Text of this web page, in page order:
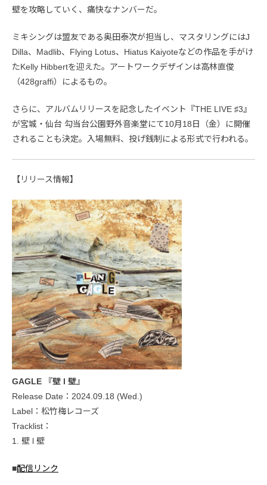
壁を攻略していく、痛快なナンバーだ。
ミキシングは盟友である奥田泰次が担当し、マスタリングにはJ
Dilla、Madlib、Flying Lotus、Hiatus Kaiyoteなどの作品を手がけ
たKelly Hibbertを迎えた。アートワークデザインは高林直俊
（428graffi）によるもの。
さらに、アルバムリリースを記念したイベント『THE LIVE ♯3』
が宮城・仙台 勾当台公園野外音楽堂にて10月18日（金）に開催
されることも決定。入場無料、投げ銭制による形式で行われる。
【リリース情報】
GAGLE 『壁 l 壁』
Release Date：2024.09.18 (Wed.)
Label：松竹梅レコーズ
Tracklist：
1. 壁 l 壁
■配信リンク